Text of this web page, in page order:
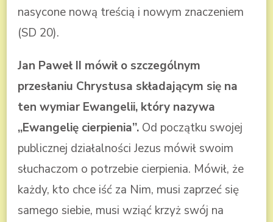
nasycone nową treścią i nowym znaczeniem
(SD 20).
Jan Paweł II mówił o szczególnym
przesłaniu Chrystusa składającym się na
ten wymiar Ewangelii, który nazywa
,,Ewangelię cierpienia”. Od początku swojej
publicznej działalności Jezus mówił swoim
słuchaczom o potrzebie cierpienia. Mówił, że
każdy, kto chce iść za Nim, musi zaprzeć się
samego siebie, musi wziąć krzyż swój na